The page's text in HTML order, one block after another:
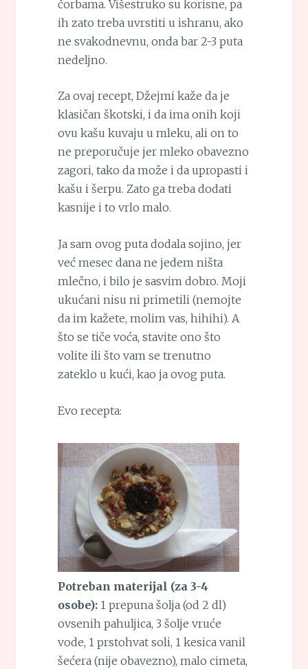
čorbama. Višestruko su korisne, pa
ih zato treba uvrstiti u ishranu, ako
ne svakodnevnu, onda bar 2-3 puta
nedeljno.
Za ovaj recept, Džejmi kaže da je
klasičan škotski, i da ima onih koji
ovu kašu kuvaju u mleku, ali on to
ne preporučuje jer mleko obavezno
zagori, tako da može i da upropasti i
kašu i šerpu. Zato ga treba dodati
kasnije i to vrlo malo.
Ja sam ovog puta dodala sojino, jer
već mesec dana ne jedem ništa
mlečno, i bilo je sasvim dobro. Moji
ukućani nisu ni primetili (nemojte
da im kažete, molim vas, hihihi). A
što se tiče voća, stavite ono što
volite ili što vam se trenutno
zateklo u kući, kao ja ovog puta.
Evo recepta:
Potreban materijal (za 3-4
osobe):1 prepuna šolja (od 2 dl)
ovsenih pahuljica, 3 šolje vruće
vode, 1 prstohvat soli, 1 kesica vanil
šećera (nije obavezno), malo cimeta,